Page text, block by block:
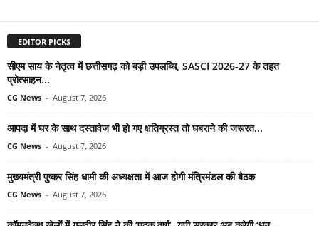
EDITOR PICKS
सीएम साय के नेतृत्व में छत्तीसगढ़ को बड़ी उपलब्धि, SASCI 2026-27 के तहत
प्रोत्साहन...
CG News - August 7, 2026
आपदा में घर के साथ दस्तावेज भी हो गए क्षतिग्रस्त तो घबराने की जरूरत...
CG News - August 7, 2026
मुख्यमंत्री पुष्कर सिंह धामी की अध्यक्षता में आज होगी मंत्रिमंडल की बैठक
CG News - August 7, 2026